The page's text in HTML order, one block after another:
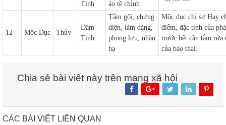
Tinh
áo tề chỉnh
12 Mộc Dục Thủy
Dâm
Tinh
Tắm gội, chưng
diện, làm dáng,
phong lưu, nhàn
hạ
Mộc dục chỉ sự Hay
điểm, đặc tính của
trước hết cần tắm rửa
của bào thai.
Chia sẻ bài viết này trên mạng xã hội
CÁC BÀI VIẾT LIÊN QUAN